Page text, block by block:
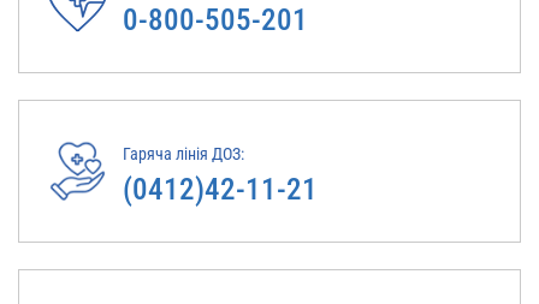
0-800-505-201
Гаряча лінія ДОЗ:
(0412)42-11-21